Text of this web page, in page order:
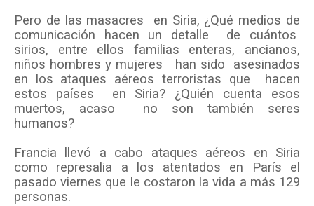
Pero de las masacres
en Siria, ¿Qué medios de
comunicación hacen un detalle
de cuántos
sirios, entre ellos familias enteras, ancianos,
niños hombres y mujeres
han sido
asesinados
en los ataques aéreos terroristas que
hacen
estos países
en Siria? ¿Quién cuenta esos
muertos, acaso
no son también seres
humanos?
Francia llevó a cabo ataques aéreos en Siria
como represalia a los atentados en París el
pasado viernes que le costaron la vida a más 129
personas.